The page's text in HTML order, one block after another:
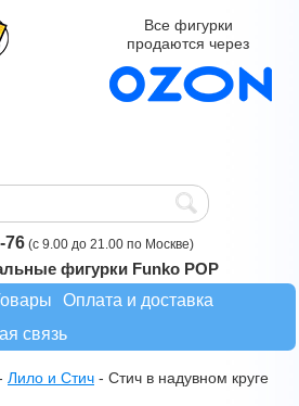
Все фигурки
продаются через
76 (с 9.00 до 21.00 по Москве)
фигурки Funko POP
Оплата и доставка
связь
Лило и Стич - Стич в надувном круге